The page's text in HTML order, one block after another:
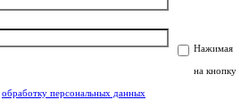
Нажимая
на кнопку
обработку персональных данных